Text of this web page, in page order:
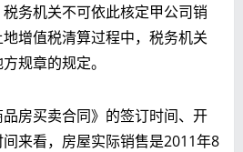
务机关不可依此核定甲公司销
增值税清算过程中，税务机关
规章的规定。
品房买卖合同》的签订时间、开
来看，房屋实际销售是2011年8